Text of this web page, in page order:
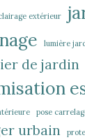
extérieur
lumière
de jardin
pose
urbain